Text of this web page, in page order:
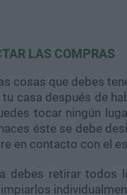
LAS COMPRAS
cosas que debes
tu casa después de
tocar ningún
éste se debe
en contacto con el
debes retirar todos